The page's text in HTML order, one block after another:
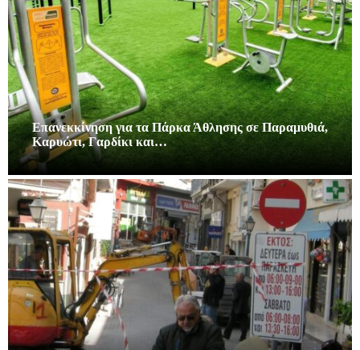
Επανεκκίνηση για τα Πάρκα Άθλησης σε Παραμυθιά,
Καρυώτι, Γαρδίκι και…